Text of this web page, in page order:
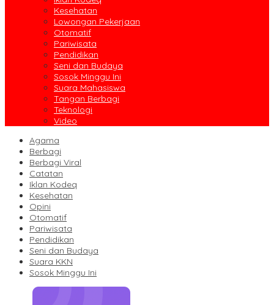
Kesehatan
Lowongan Pekerjaan
Otomatif
Pariwisata
Pendidikan
Seni dan Budaya
Sosok Minggu Ini
Suara Mahasiswa
Tangan Berbagi
Teknologi
Video
Agama
Berbagi
Berbagi Viral
Catatan
Iklan Kodeq
Kesehatan
Opini
Otomatif
Pariwisata
Pendidikan
Seni dan Budaya
Suara KKN
Sosok Minggu Ini